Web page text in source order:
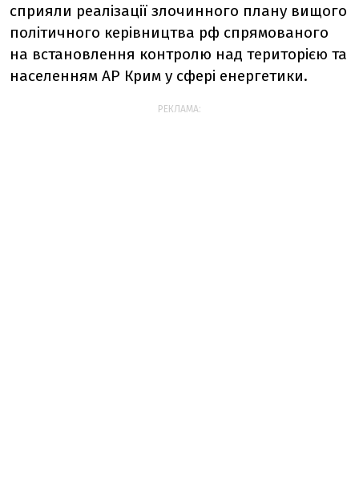
сприяли реалізації злочинного плану вищого
політичного керівництва рф спрямованого
на встановлення контролю над територією та
населенням АР Крим у сфері енергетики.
РЕКЛАМА: